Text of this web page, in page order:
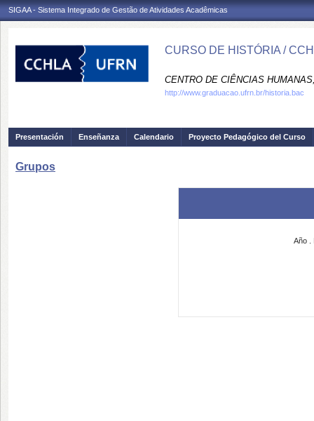
SIGAA - Sistema Integrado de Gestão de Atividades Acadêmicas
CURSO DE HISTÓRIA /
CENTRO DE CIÊNCIAS
http://www.graduacao.ufrn.br/historia.bac
Presentación Enseñanza Calendario Proyecto Pedagógico del Curso
Grupos
Año